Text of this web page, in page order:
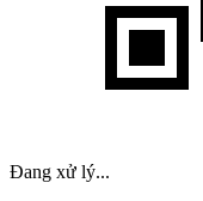
Đang xử lý...